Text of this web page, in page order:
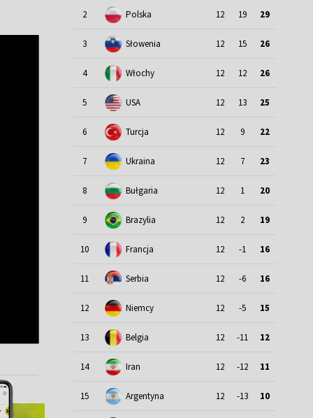
2 Polska 12 19 29
3 Słowenia 12 15 26
4 Włochy 12 12 26
5 USA 12 13 25
6 Turcja 12 9 22
7 Ukraina 12 7 23
8 Bułgaria 12 1 20
9 Brazylia 12 2 19
10 Francja 12 -1 16
11 Serbia 12 -6 16
12 Niemcy 12 -5 15
13 Belgia 12 -11 12
14 Iran 12 -12 11
15 Argentyna 12 -13 10